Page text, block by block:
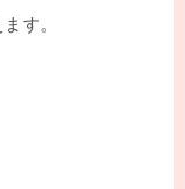
す。